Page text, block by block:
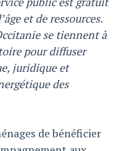
et de ressources.
se tiennent à
pour diffuser
juridique et
des
de bénéficier